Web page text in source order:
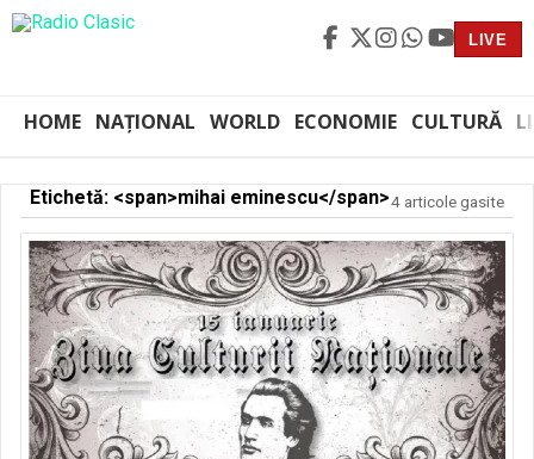
LIVE
HOME NAȚIONAL WORLD ECONOMIE CULTURĂ
Etichetă: <span>mihai eminescu</span>4 articole gasite